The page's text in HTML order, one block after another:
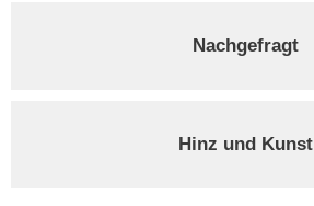
Nachgefragt
Hinz und Kunst